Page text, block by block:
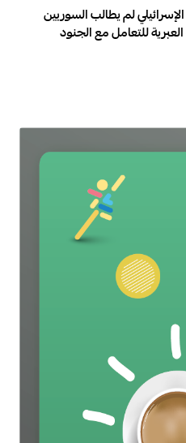
الإسرائيلي لم يطالب السوريين
العبرية للتعامل مع الجنود